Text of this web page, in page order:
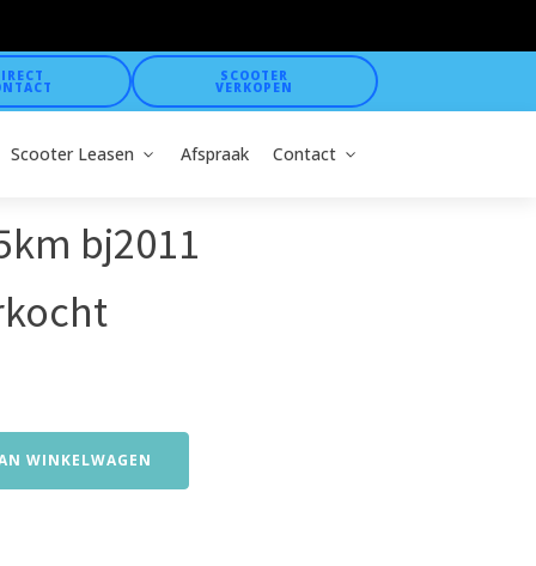
SCOOTER
VERKOPEN
Scooter Leasen Afspraak Contact
bj2011
WINKELWAGEN